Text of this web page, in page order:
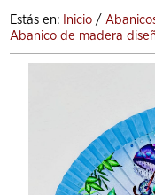
Estás en: Inicio /
Abanico de madera